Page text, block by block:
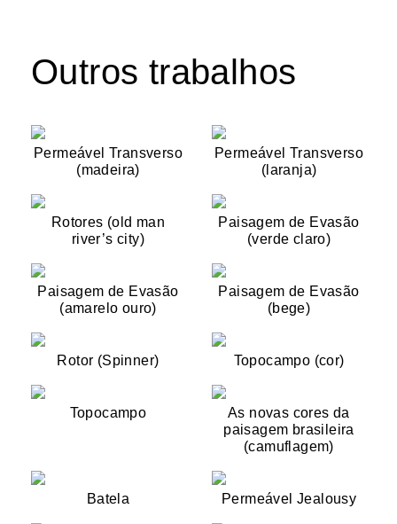
Outros trabalhos
Permeável Transverso
(madeira)
Permeável Transverso
(laranja)
Rotores (old man
river’s city)
Paisagem de Evasão
(verde claro)
Paisagem de Evasão
(amarelo ouro)
Paisagem de Evasão
(bege)
Rotor (Spinner) Topocampo (cor)
Topocampo
As novas cores da
paisagem brasileira
(camuflagem)
Batela Permeável Jealousy